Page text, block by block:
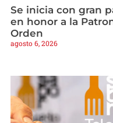
Se inicia con gran
en honor a la
Orden
agosto 6, 2026